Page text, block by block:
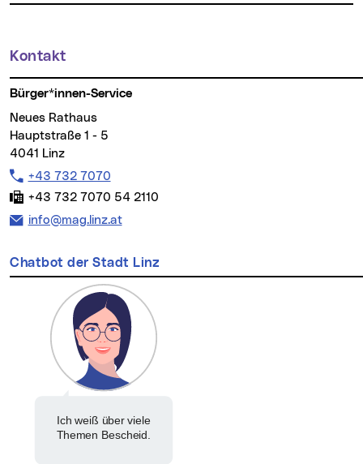
Weitere Informationen
Kontakt
Bürger*innen-Service
Neues Rathaus
Hauptstraße 1 - 5
4041 Linz
Telefon:
+43 732 7070
Fax:
+43 732 7070 54 2110
E-Mail Adresse:
info@mag.linz.at
Chatbot der Stadt Linz
Ich weiß über viele
Themen Bescheid.